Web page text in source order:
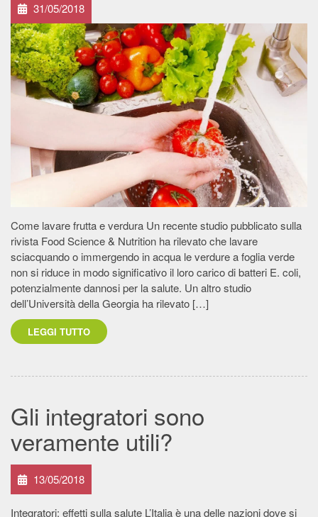
31/05/2018
Come lavare frutta e verdura Un recente studio pubblicato sulla
rivista Food Science & Nutrition ha rilevato che lavare
sciacquando o immergendo in acqua le verdure a foglia verde
non si riduce in modo significativo il loro carico di batteri E. coli,
potenzialmente dannosi per la salute. Un altro studio
dell’Università della Georgia ha rilevato […]
LEGGI TUTTO
Gli integratori sono
veramente utili?
13/05/2018
Integratori: effetti sulla salute L’Italia è una delle nazioni dove si